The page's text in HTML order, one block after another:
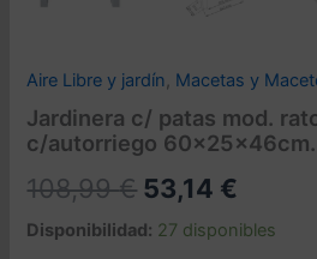
Aire Libre y jardín, Macetas y
Jardinera c/ patas mod.
c/autorriego
108,99€ El
precio
53,14 €
precio
Disponibilidad: 27 disponibles